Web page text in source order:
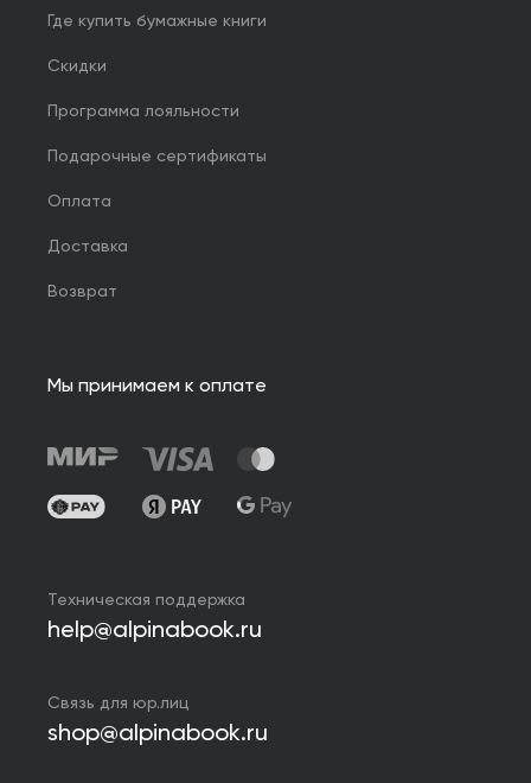
Где купить бумажные книги
Скидки
Программа лояльности
Подарочные сертификаты
Оплата
Доставка
Возврат
Мы принимаем к оплате
Техническая поддержка
help@alpinabook.ru
Связь для юр.лиц
shop@alpinabook.ru